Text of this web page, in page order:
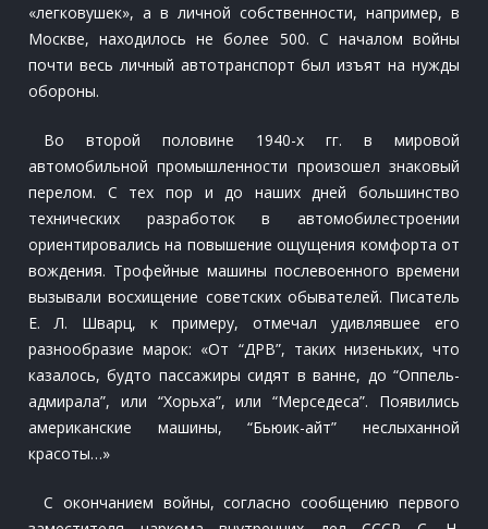
«легковушек», а в личной собственности, например, в
Москве, находилось не более 500. С началом войны
почти весь личный автотранспорт был изъят на нужды
обороны.
Во второй половине 1940-х гг. в мировой
автомобильной промышленности произошел знаковый
перелом. С тех пор и до наших дней большинство
технических разработок в автомобилестроении
ориентировались на повышение ощущения комфорта от
вождения. Трофейные машины послевоенного времени
вызывали восхищение советских обывателей. Писатель
Е. Л. Шварц, к примеру, отмечал удивлявшее его
разнообразие марок: «От “ДРВ”, таких низеньких, что
казалось, будто пассажиры сидят в ванне, до “Оппель-
адмирала”, или “Хорьха”, или “Мерседеса”. Появились
американские машины, “Бьюик-айт” неслыханной
красоты…»
С окончанием войны, согласно сообщению первого